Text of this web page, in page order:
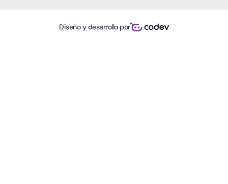
Diseño y desarrollo por